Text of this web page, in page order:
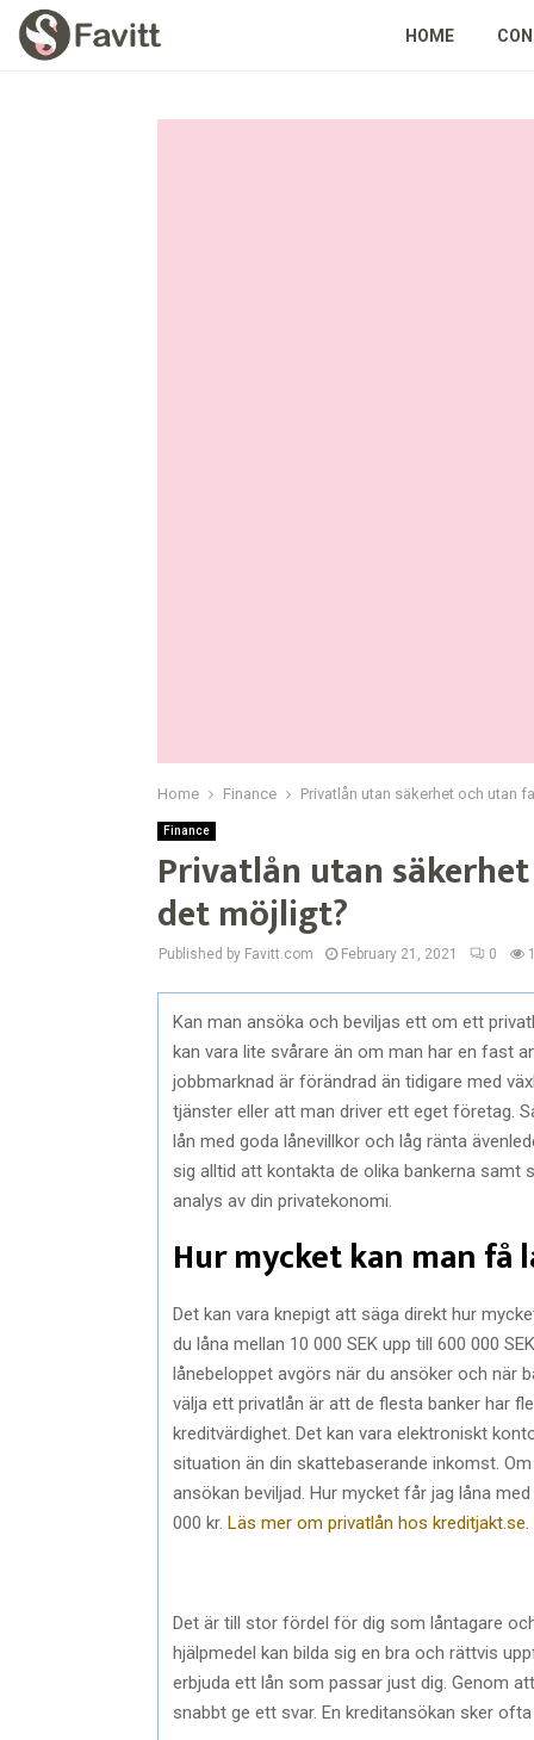
HOME
Home Finance Privatlån utan säkerhet och utan
Finance
Privatlån utan
det möjligt?
Published by Favitt.com February 21, 2021 0
Kan man ansöka och beviljas ett om ett
kan vara lite svårare än om man har en fast
jobbmarknad är förändrad än tidigare med
tjänster eller att man driver ett eget företag.
lån med goda lånevillkor och låg ränta
sig alltid att kontakta de olika bankerna samt
analys av din privatekonomi.
Hur mycket kan man
Det kan vara knepigt att säga direkt hur
du låna mellan 10 000 SEK upp till 600 000
lånebeloppet avgörs när du ansöker och när
välja ett privatlån är att de flesta banker har
kreditvärdighet. Det kan vara elektroniskt
situation än din skattebaserande inkomst.
ansökan beviljad. Hur mycket får jag låna
000 kr. Läs mer om privatlån hos kreditjakt.se
Det är till stor fördel för dig som låntagare
hjälpmedel kan bilda sig en bra och rättvis
erbjuda ett lån som passar just dig. Genom
snabbt ge ett svar. En kreditansökan sker